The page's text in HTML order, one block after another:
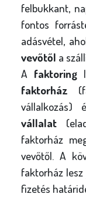
felbukkant,
fontos
adásvétel,
vevőtől a
A faktoring
faktorház
vállalkozás)
vállalat
faktorház
vevőtől. A
faktorház
fizetés